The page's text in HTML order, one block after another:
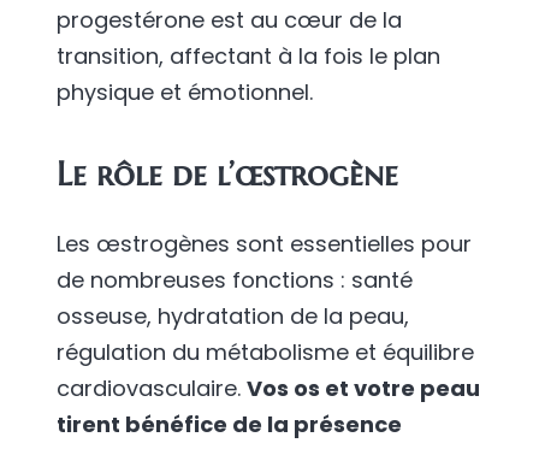
progestérone est au cœur de la
transition, affectant à la fois le plan
physique et émotionnel.
Le rôle de l’œstrogène
Les œstrogènes sont essentielles pour
de nombreuses fonctions : santé
osseuse, hydratation de la peau,
régulation du métabolisme et équilibre
cardiovasculaire. Vos os et votre peau
tirent bénéfice de la présence